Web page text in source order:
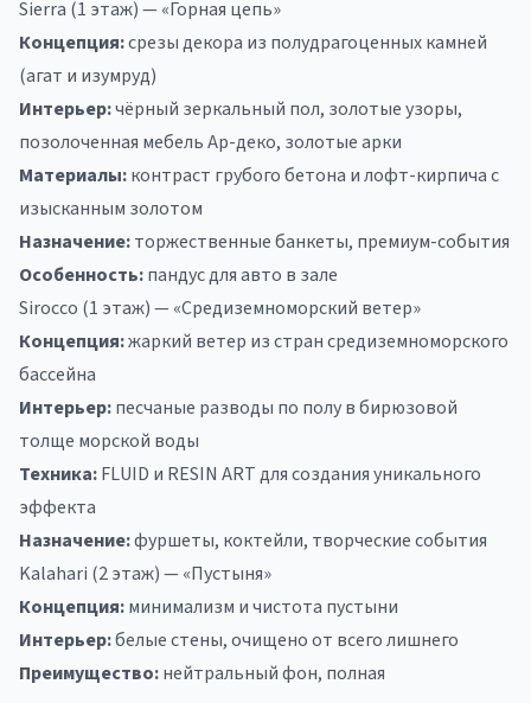
Sierra (1 этаж) — «Горная цепь»
Концепция:срезы декора из полудрагоценных камней
(агат и изумруд)
Интерьер:чёрный зеркальный пол, золотые узоры,
позолоченная мебель Ар-деко, золотые арки
Материалы:контраст грубого бетона и лофт-кирпича с
изысканным золотом
Назначение:торжественные банкеты, премиум-события
Особенность:пандус для авто в зале
Sirocco (1 этаж) — «Средиземноморский ветер»
Концепция:жаркий ветер из стран средиземноморского
бассейна
Интерьер:песчаные разводы по полу в бирюзовой
толще морской воды
Техника:FLUID и RESIN ART для создания уникального
эффекта
Назначение:фуршеты, коктейли, творческие события
Kalahari (2 этаж) — «Пустыня»
Концепция:минимализм и чистота пустыни
Интерьер:белые стены, очищено от всего лишнего
Преимущество:нейтральный фон, полная